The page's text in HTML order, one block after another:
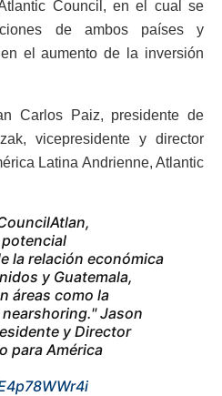
Council, en el cual se
de ambos países y
el aumento de la inversión
Carlos Paiz, presidente de
vicepresidente y director
Latina Andrienne, Atlantic
la relación económica
y Guatemala,
áreas como la
Jason
y Director
para América